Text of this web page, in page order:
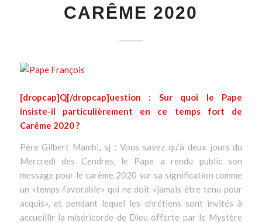
CARÊME 2020
[dropcap]Q[/dropcap]uestion : Sur quoi le Pape
insiste-il particulièrement en ce temps fort de
Carême 2020 ?
Père Gilbert Mambi, sj : Vous savez qu’à deux jours du
Mercredi des Cendres, le Pape a rendu public son
message pour le carême 2020 sur sa signification comme
un «temps favorable» qui ne doit «jamais être tenu pour
acquis», et pendant lequel les chrétiens sont invités à
accueillir la miséricorde de Dieu offerte par le Mystère